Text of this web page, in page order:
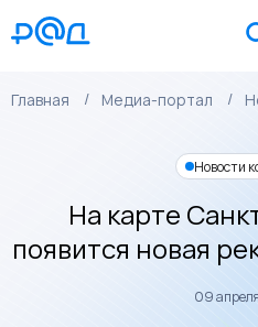
Главная Медиа-портал
Новости
На карте
появится новая
09